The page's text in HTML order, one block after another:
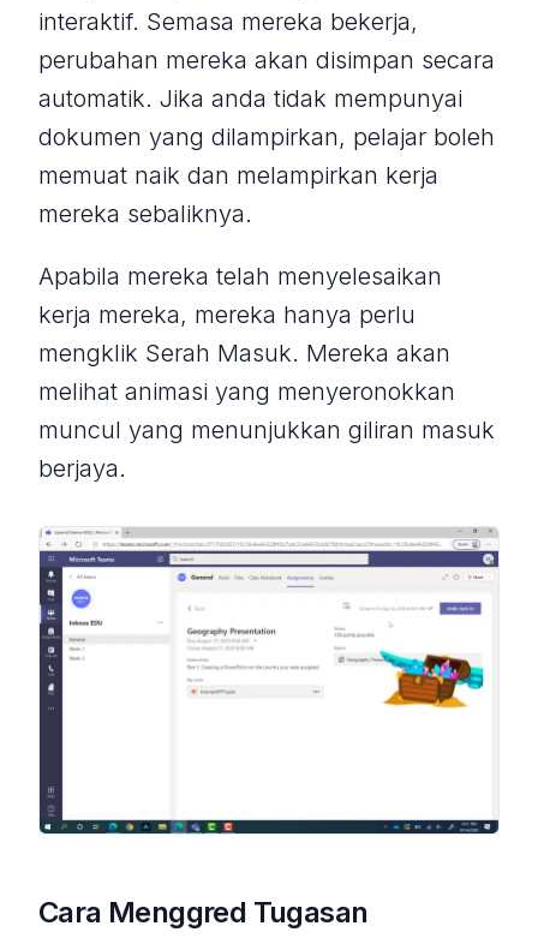
interaktif. Semasa mereka bekerja,
perubahan mereka akan disimpan secara
automatik. Jika anda tidak mempunyai
dokumen yang dilampirkan, pelajar boleh
memuat naik dan melampirkan kerja
mereka sebaliknya.
Apabila mereka telah menyelesaikan
kerja mereka, mereka hanya perlu
mengklik Serah Masuk. Mereka akan
melihat animasi yang menyeronokkan
muncul yang menunjukkan giliran masuk
berjaya.
Cara Menggred Tugasan